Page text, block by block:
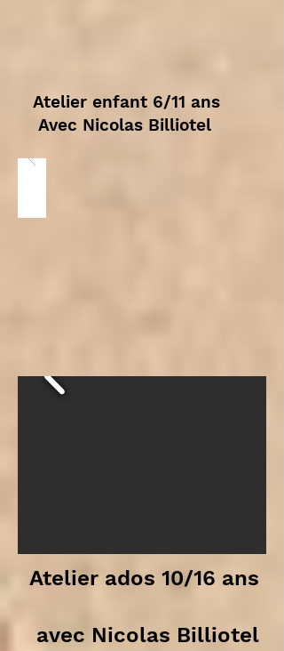
Atelier enfant 6/11 ans
Avec Nicolas Billiotel
Atelier ados 10/16 ans
avec Nicolas Billiotel